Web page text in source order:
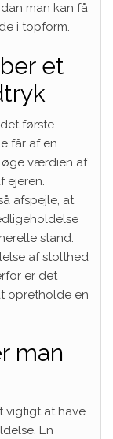
man kan få
i topform.
et
første
får af en
øge værdien af
ejeren.
afspejle, at
stand.
af stolthed
er det
opretholde en
man
vigtigt at have
En